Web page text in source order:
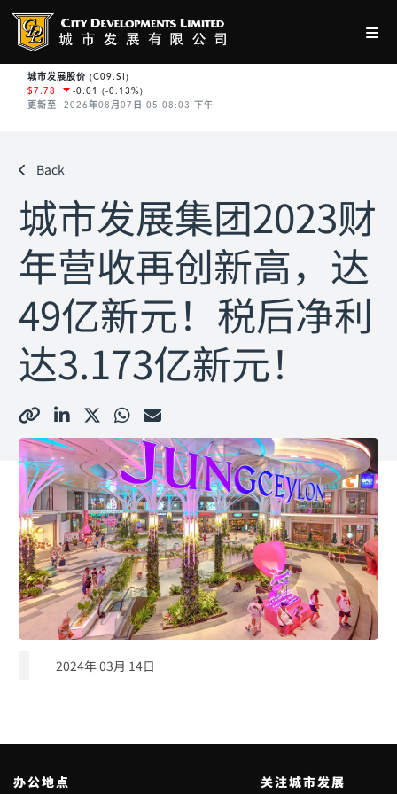
Back
城市发展集团2023财
年营收再创新高，达
49亿新元！税后净利
达3.173亿新元！
2024年 03月 14日
办公地点 关注城市发展